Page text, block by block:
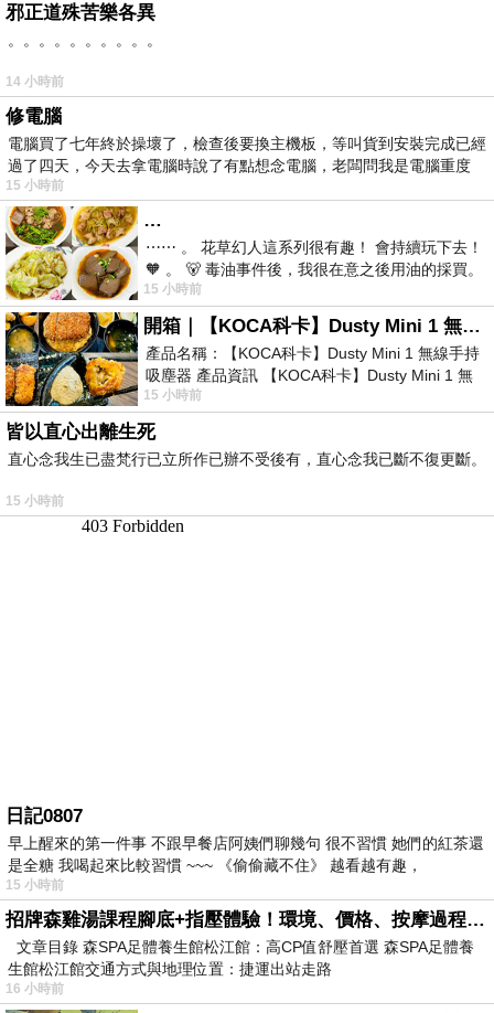
邪正道殊苦樂各異
。。。。。。。。。。
14 小時前
修電腦
電腦買了七年終於操壞了，檢查後要換主機板，等叫貨到安裝完成已經
過了四天，今天去拿電腦時說了有點想念電腦，老闆問我是電腦重度
15 小時前
…
⋯⋯ 。 花草幻人這系列很有趣！ 會持續玩下去！
🧡 。 🐻 毒油事件後，我很在意之後用油的採買。
前天購買了我之前就很愛
15 小時前
開箱｜【KOCA科卡】Dusty Mini 1 無線手持吸塵器
產品名稱：【KOCA科卡】Dusty Mini 1 無線手持
吸塵器 產品資訊 【KOCA科卡】Dusty Mini 1 無
線手持吸塵器評語： 能吸、能吹兼具兩
15 小時前
皆以直心出離生死
直心念我生已盡梵行已立所作已辦不受後有，直心念我已斷不復更斷。
15 小時前
日記0807
早上醒來的第一件事 不跟早餐店阿姨們聊幾句 很不習慣 她們的紅茶還
是全糖 我喝起來比較習慣 ~~~ 《偷偷藏不住》 越看越有趣，
15 小時前
招牌森雞湯課程腳底+指壓體驗！環境、價格、按摩過程全紀錄，森SPA足體養生館松江館最新價格表
文章目錄 森SPA足體養生館松江館：高CP值舒壓首選 森SPA足體養
生館松江館交通方式與地理位置：捷運出站走路
16 小時前